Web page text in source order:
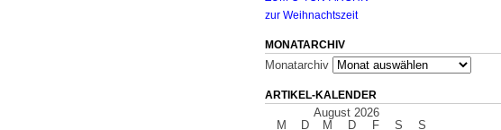
zur Weihnachtszeit
MONATARCHIV
Monatarchiv
ARTIKEL-KALENDER
August 2026
M
D M D F S S